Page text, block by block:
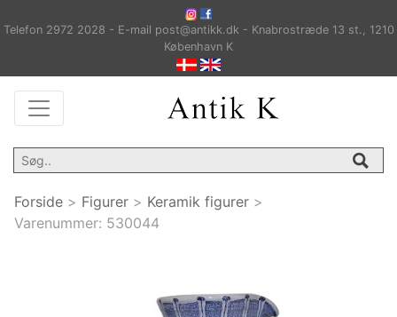
Telefon 2972 2028 - E-mail post@antikk.dk - Knabrostræde 13 st., 1210
København K
Forside > Figurer > Keramik figurer >
Varenummer: 530044